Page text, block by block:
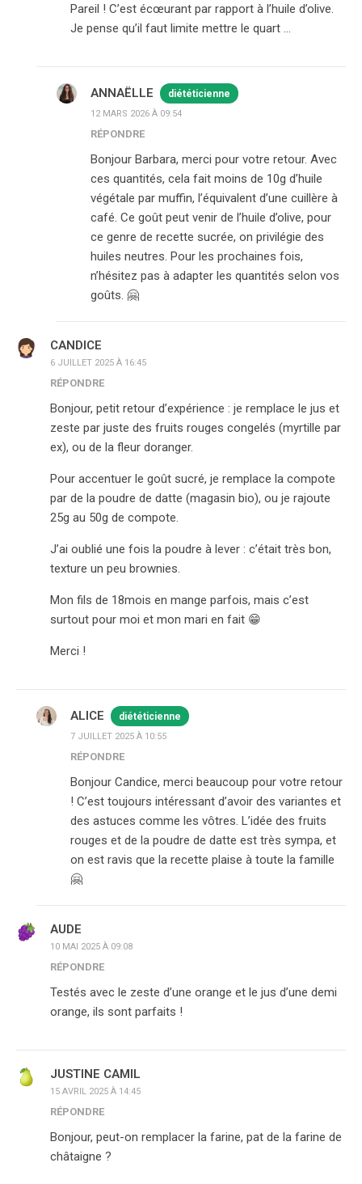
Pareil ! C’est écœurant par rapport à l’huile d’olive.
Je pense qu’il faut limite mettre le quart …
ANNAËLLE diététicienne
12 MARS 2026 À 09:54
RÉPONDRE
Bonjour Barbara, merci pour votre retour. Avec
ces quantités, cela fait moins de 10g d’huile
végétale par muffin, l’équivalent d’une cuillère à
café. Ce goût peut venir de l’huile d’olive, pour
ce genre de recette sucrée, on privilégie des
huiles neutres. Pour les prochaines fois,
n’hésitez pas à adapter les quantités selon vos
goûts. 🤗
CANDICE
6 JUILLET 2025 À 16:45
RÉPONDRE
Bonjour, petit retour d’expérience : je remplace le jus et
zeste par juste des fruits rouges congelés (myrtille par
ex), ou de la fleur doranger.
Pour accentuer le goût sucré, je remplace la compote
par de la poudre de datte (magasin bio), ou je rajoute
25g au 50g de compote.
J’ai oublié une fois la poudre à lever : c’était très bon,
texture un peu brownies.
Mon fils de 18mois en mange parfois, mais c’est
surtout pour moi et mon mari en fait 😁
Merci !
ALICE diététicienne
7 JUILLET 2025 À 10:55
RÉPONDRE
Bonjour Candice, merci beaucoup pour votre retour
! C’est toujours intéressant d’avoir des variantes et
des astuces comme les vôtres. L’idée des fruits
rouges et de la poudre de datte est très sympa, et
on est ravis que la recette plaise à toute la famille
🤗
AUDE
10 MAI 2025 À 09:08
RÉPONDRE
Testés avec le zeste d’une orange et le jus d’une demi
orange, ils sont parfaits !
JUSTINE CAMIL
15 AVRIL 2025 À 14:45
RÉPONDRE
Bonjour, peut-on remplacer la farine, pat de la farine de
châtaigne ?